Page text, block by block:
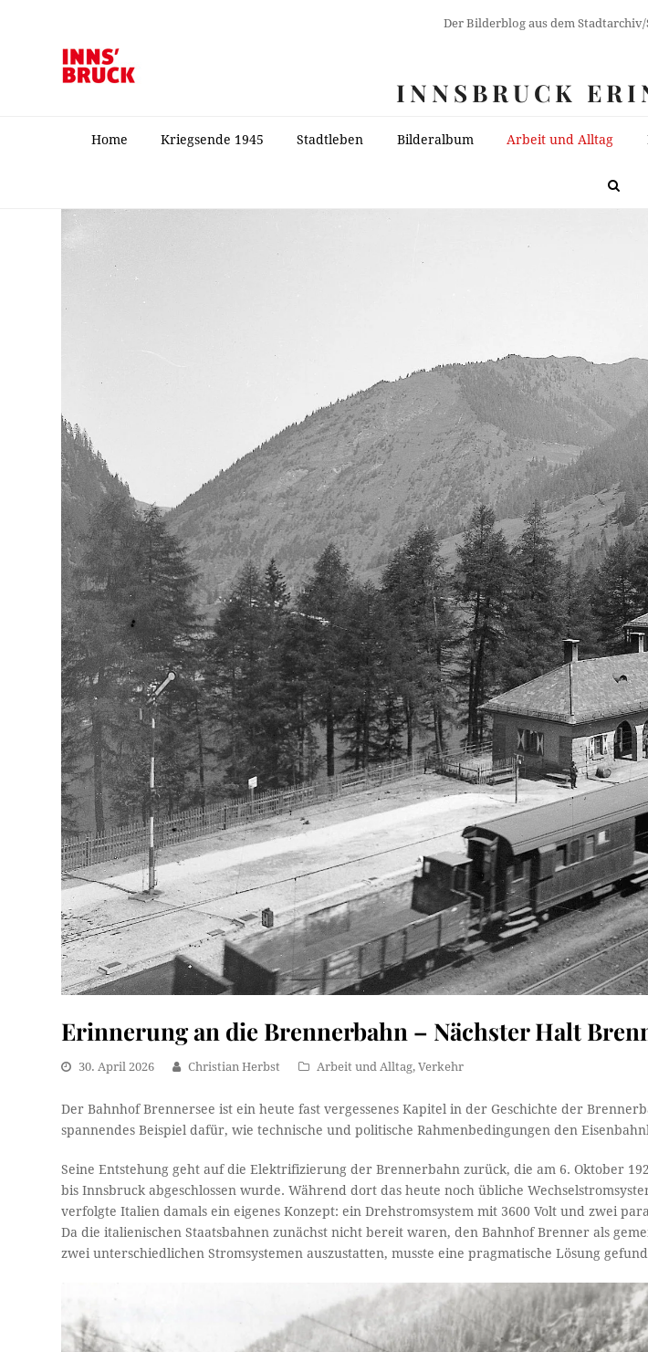
Der Bilderblog aus dem
INNSBRUCK
Home Kriegsende 1945 Stadtleben Bilderalbum Arbeit und Alltag
Erinnerung an die Brennerbahn – Nächster Halt
30. April 2026 Christian Herbst Arbeit und Alltag,Verkehr
Der Bahnhof Brennersee ist ein heute fast vergessenes Kapitel in der Geschichte der
spannendes Beispiel dafür, wie technische und politische Rahmenbedingungen den
Seine Entstehung geht auf die Elektrifizierung der Brennerbahn zurück, die am 6. Oktober
bis Innsbruck abgeschlossen wurde. Während dort das heute noch übliche
verfolgte Italien damals ein eigenes Konzept: ein Drehstromsystem mit 3600 Volt und zwei
Da die italienischen Staatsbahnen zunächst nicht bereit waren, den Bahnhof Brenner als
zwei unterschiedlichen Stromsystemen auszustatten, musste eine pragmatische Lösung